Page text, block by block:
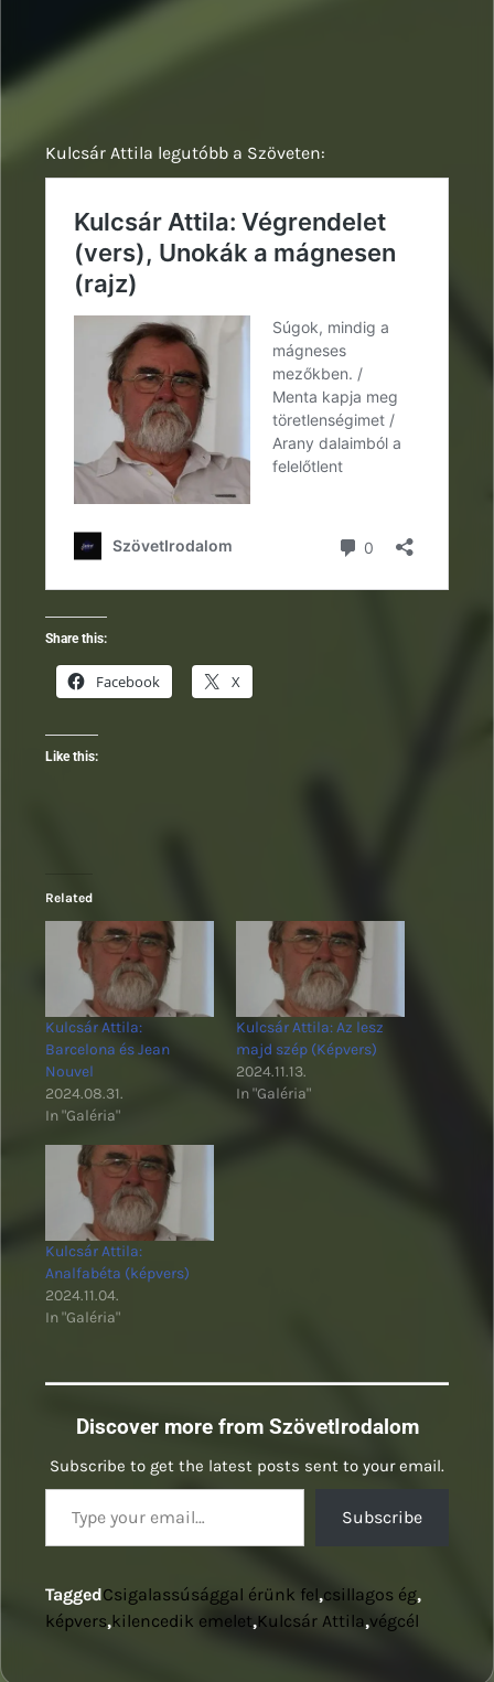
Kulcsár Attila legutóbb a Szöveten:
Share this:
Facebook X
Like this:
Related
Kulcsár Attila:
Barcelona és Jean
Nouvel
2024.08.31.
In "Galéria"
Kulcsár Attila: Az lesz
majd szép (Képvers)
2024.11.13.
In "Galéria"
Kulcsár Attila:
Analfabéta (képvers)
2024.11.04.
In "Galéria"
Discover more from SzövetIrodalom
Subscribe to get the latest posts sent to your email.
Type your email…
Subscribe
TaggedCsigalassúsággal érünk fel,csillagos ég,
képvers,kilencedik emelet,Kulcsár Attila,végcél